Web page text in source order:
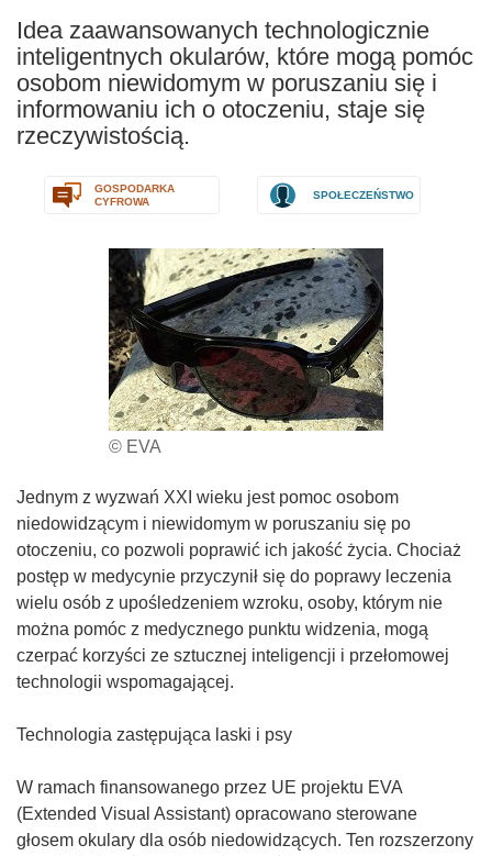
Idea zaawansowanych technologicznie
inteligentnych okularów, które mogą pomóc
osobom niewidomym w poruszaniu się i
informowaniu ich o otoczeniu, staje się
rzeczywistością.
GOSPODARKA
CYFROWA
SPOŁECZEŃSTWO
© EVA
Jednym z wyzwań XXI wieku jest pomoc osobom
niedowidzącym i niewidomym w poruszaniu się po
otoczeniu, co pozwoli poprawić ich jakość życia. Chociaż
postęp w medycynie przyczynił się do poprawy leczenia
wielu osób z upośledzeniem wzroku, osoby, którym nie
można pomóc z medycznego punktu widzenia, mogą
czerpać korzyści ze sztucznej inteligencji i przełomowej
technologii wspomagającej.
Technologia zastępująca laski i psy
W ramach finansowanego przez UE projektu EVA
(Extended Visual Assistant) opracowano sterowane
głosem okulary dla osób niedowidzących. Ten rozszerzony